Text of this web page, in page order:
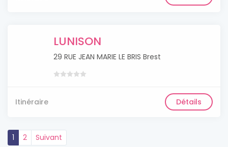
LUNISON
29 RUE JEAN MARIE LE BRIS Brest
Itinéraire Détails
1 2 Suivant